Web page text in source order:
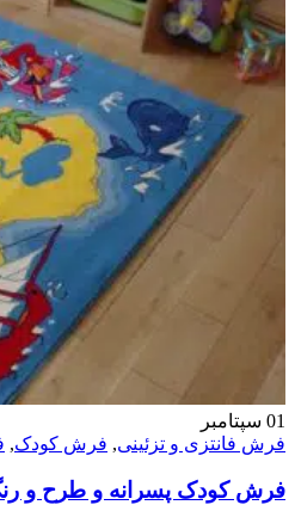
01 سپتامبر
فرش فانتزی و تزئینی, فرش کودک,
فرش کودک پسرانه و طرح و